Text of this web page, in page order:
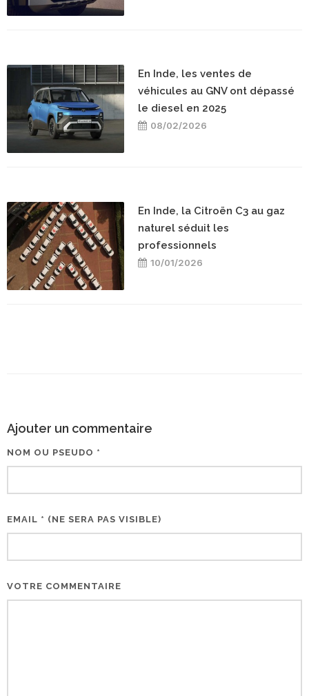
En Inde, les ventes de
véhicules au GNV ont dépassé
le diesel en 2025
08/02/2026
En Inde, la Citroën C3 au gaz
naturel séduit les
professionnels
10/01/2026
Ajouter un commentaire
NOM OU PSEUDO *
EMAIL * (NE SERA PAS VISIBLE)
VOTRE COMMENTAIRE